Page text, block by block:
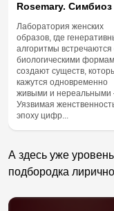
Rosemary. Симбиоз
Лаборатория женских
образов, где
алгоритмы встречаются
биологическими
создают существ,
кажутся одновременно
живыми и
Уязвимая
эпоху цифр...
А здесь уже
подбородка